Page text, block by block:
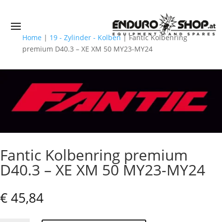
Home | 19 - Zylinder - Kolben| Fantic Kolbenring
premium D40.3 – XE XM 50 MY23-MY24
Fantic Kolbenring premium
D40.3 – XE XM 50 MY23-MY24
€45,84